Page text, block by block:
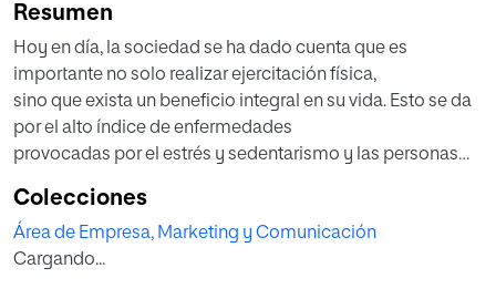
Resumen
Hoy en día, la sociedad se ha dado cuenta que es
importante no solo realizar ejercitación física,
sino que exista un beneficio integral en su vida. Esto se da
por el alto índice de enfermedades
provocadas por el estrés y sedentarismo y las personas
que permitan mitigar estos factores. Esta nueva
percepción de las personas se ha vuelto un
estilo de vida y es así, como surge la idea del plan de
Colecciones
Área de Empresa, Marketing y Comunicación
Cargando...